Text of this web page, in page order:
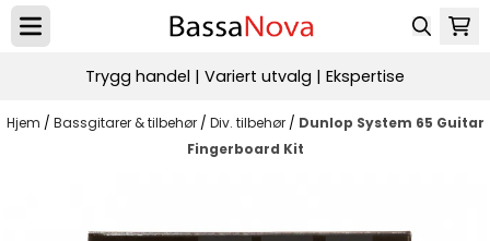
Hopp til innhold
Trygg handel | Variert utvalg | Ekspertise
Hjem / Bassgitarer & tilbehør / Div. tilbehør / Dunlop System 65 Guitar
Fingerboard Kit